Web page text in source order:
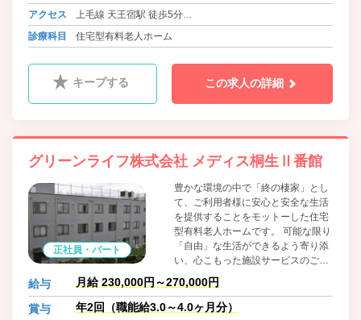
アクセス
上毛線 天王宿駅 徒歩5分
東武桐生線 相老駅 徒歩12分
診療科目 住宅型有料老人ホーム
キープする この求人の詳細
グリーンライフ株式会社 メディス桐生Ⅱ番館
正社員・パート
豊かな環境の中で「終の棲家」とし
て、ご利用者様に安心と安全な生活
を提供することをモットーした住宅
型有料老人ホームです。 可能な限り
「自由」な生活ができるよう寄り添
い、心こもった施設サービスのご提
供・個別性を重視した介護保険サー
ビスのご提案をさせていただきま
す。 またどんなに重度化しても最期
給与 月給 230,000円～270,000円
賞与 年2回（職能給3.0～4.0ヶ月分）